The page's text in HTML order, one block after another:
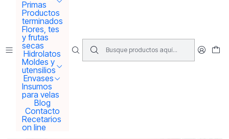
Primas
Productos
terminados
Flores, tes
y frutas
secas
Hidrolatos
Moldes y
utensilios
Envases
Insumos
para velas
Blog
Contacto
Recetarios
on line